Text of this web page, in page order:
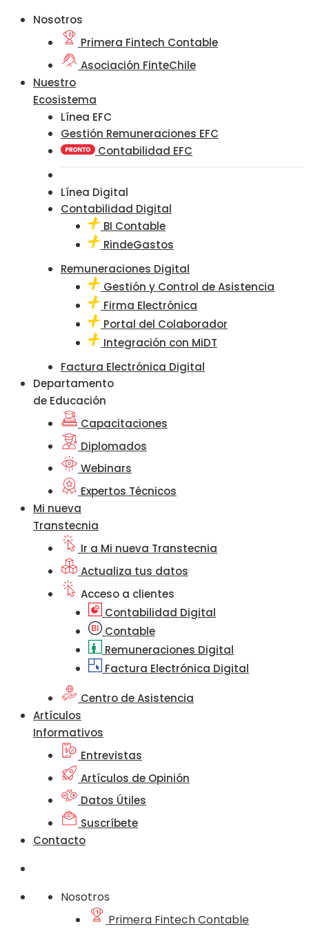
Nosotros
Primera Fintech Contable
Asociación FinteChile
Nuestro
Ecosistema
Línea EFC
Gestión Remuneraciones EFC
Contabilidad EFC
Línea Digital
Contabilidad Digital
BI Contable
RindeGastos
Remuneraciones Digital
Gestión y Control de Asistencia
Firma Electrónica
Portal del Colaborador
Integración con MiDT
Factura Electrónica Digital
Departamento
de Educación
Capacitaciones
Diplomados
Webinars
Expertos Técnicos
Mi nueva
Transtecnia
Ir a Mi nueva Transtecnia
Actualiza tus datos
Acceso a clientes
Contabilidad Digital
Contable
Remuneraciones Digital
Factura Electrónica Digital
Centro de Asistencia
Artículos
Informativos
Entrevistas
Artículos de Opinión
Datos Útiles
Suscríbete
Contacto
Nosotros
Primera Fintech Contable